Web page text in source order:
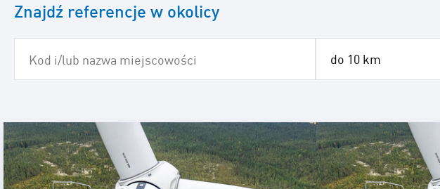
Znajdź referencje w okolicy